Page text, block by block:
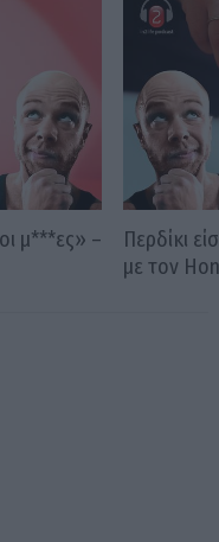
μ***ες» –
Περδίκι
με τον